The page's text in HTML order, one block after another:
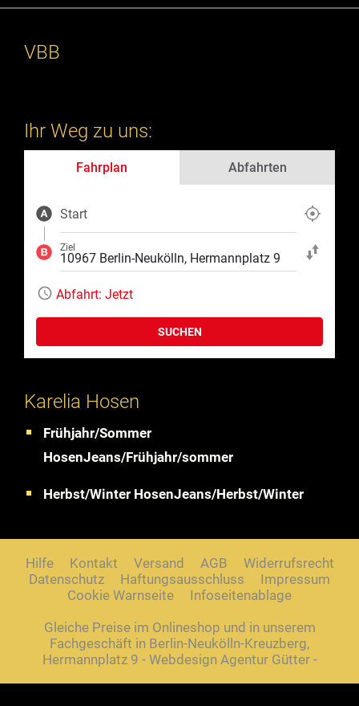
VBB
Ihr Weg zu uns:
Fahrplan Abfahrten
Start
Ziel
Start und Ziel
Abfahrt: Jetzt
SUCHEN
Karelia Hosen
Frühjahr/Sommer
HosenJeans/Frühjahr/sommer
Herbst/Winter HosenJeans/Herbst/Winter
Hilfe Kontakt Versand AGB
Widerrufsrecht
Datenschutz
Haftungsausschluss
Impressum
Cookie Warnseite
Infoseitenablage
Gleiche Preise im Onlineshop und in unserem
Fachgeschäft in Berlin-Neukölln-Kreuzberg,
Hermannplatz 9 - Webdesign Agentur Gütter -